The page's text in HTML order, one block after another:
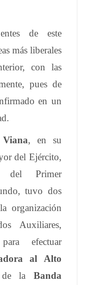
de este
más liberales
con las
pues de
en un
Viana, en su
del Ejército,
del Primer
tuvo dos
organización
Auxiliares,
efectuar
al Alto
de la Banda